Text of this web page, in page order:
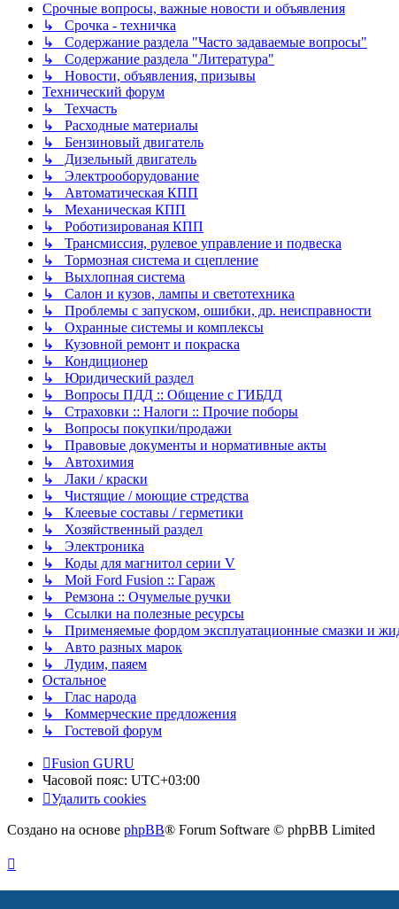
Срочные вопросы, важные новости и объявления
↳ Срочка - техничка
↳ Содержание раздела "Часто задаваемые вопросы"
↳ Содержание раздела "Литература"
↳ Новости, объявления, призывы
Технический форум
↳ Техчасть
↳ Расходные материалы
↳ Бензиновый двигатель
↳ Дизельный двигатель
↳ Электрооборудование
↳ Автоматическая КПП
↳ Механическая КПП
↳ Роботизированая КПП
↳ Трансмиссия, рулевое управление и подвеска
↳ Тормозная система и сцепление
↳ Выхлопная система
↳ Салон и кузов, лампы и светотехника
↳ Проблемы с запуском, ошибки, др. неисправности
↳ Охранные системы и комплексы
↳ Кузовной ремонт и покраска
↳ Кондиционер
↳ Юридический раздел
↳ Вопросы ПДД :: Общение с ГИБДД
↳ Страховки :: Налоги :: Прочие поборы
↳ Вопросы покупки/продажи
↳ Правовые документы и нормативные акты
↳ Автохимия
↳ Лаки / краски
↳ Чистящие / моющие стредства
↳ Клеевые составы / герметики
↳ Хозяйственный раздел
↳ Электроника
↳ Коды для магнитол серии V
↳ Мой Ford Fusion :: Гараж
↳ Ремзона :: Очумелые ручки
↳ Ссылки на полезные ресурсы
↳ Применяемые фордом эксплуатационные смазки и
↳ Авто разных марок
↳ Лудим, паяем
Остальное
↳ Глас народа
↳ Коммерческие предложения
↳ Гостевой форум
Fusion GURU
Часовой пояс: UTC+03:00
Удалить cookies
Создано на основе phpBB® Forum Software © phpBB Limited